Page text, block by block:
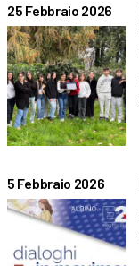
25 Febbraio 2026
5 Febbraio 2026